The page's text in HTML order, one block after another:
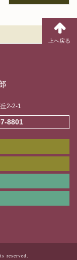
2-2-1
8801
reserved.